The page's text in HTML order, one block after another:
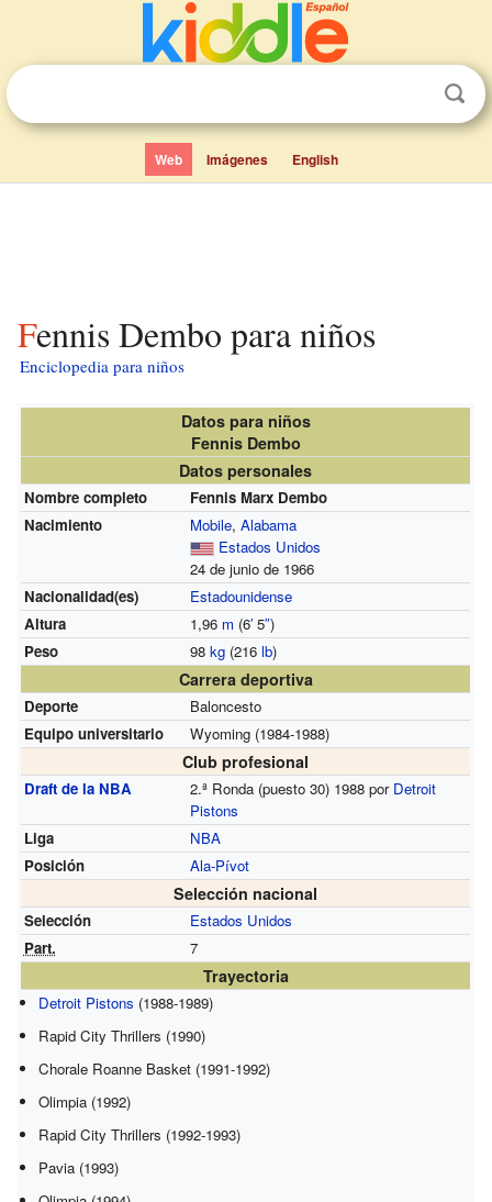
Web Imágenes English
Fennis Dembo para niños
Enciclopedia para niños
Datos para niños
Fennis Dembo
Datos personales
Nombre completo
Fennis Marx Dembo
Nacimiento
Mobile, Alabama
Estados Unidos
24 de junio de 1966
Nacionalidad(es)
Estadounidense
Altura
1,96 m (6′5″)
Peso
98 kg(216 lb)
Carrera deportiva
Deporte
Baloncesto
Equipo universitario
Wyoming (1984-1988)
Club profesional
Draft de la NBA 2.ª Ronda (puesto 30) 1988 por Detroit
Pistons
Liga
NBA
Posición
Ala-Pívot
Selección nacional
Selección
Estados Unidos
Part.
7
Trayectoria
Detroit Pistons (1988-1989)
Rapid City Thrillers (1990)
Chorale Roanne Basket (1991-1992)
Olimpia (1992)
Rapid City Thrillers (1992-1993)
Pavia (1993)